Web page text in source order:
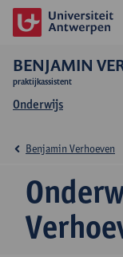
BENJAMIN
praktijkassistent
Onderwijs
Benjamin Verhoeven